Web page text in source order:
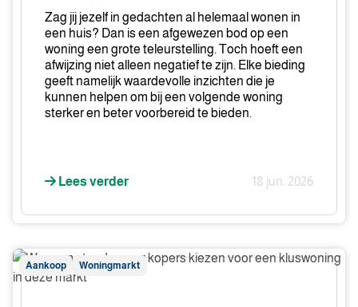
afgewezen
biedingen?
Zag jij jezelf in gedachten al helemaal wonen in
een huis? Dan is een afgewezen bod op een
woning een grote teleurstelling. Toch hoeft een
afwijzing niet alleen negatief te zijn. Elke bieding
geeft namelijk waardevolle inzichten die je
kunnen helpen om bij een volgende woning
sterker en beter voorbereid te bieden.
Lees verder 18 jun. 2026
Waarom
steeds
Aankoop Woningmarkt